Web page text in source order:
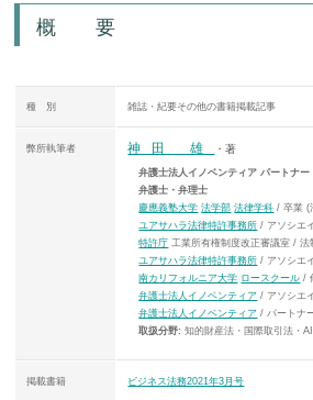
概 要
種 別 雑誌・紀要その他の書籍掲載記事
弊所執筆者 神田 雄 ・著
弁護士法人イノベンティア パートナー
弁護士・弁理士
慶應義塾大学 法学部 法律学科 / 卒業 (
ユアサハラ法律特許事務所 / アソシエ
特許庁 工業所有権制度改正審議室 /
ユアサハラ法律特許事務所 / アソシエ
南カリフォルニア大学 ロースクール /
弁護士法人イノベンティア / アソシエ
弁護士法人イノベンティア / パートナ
取扱分野: 知的財産法・国際取引法・
掲載書籍 ビジネス法務2021年3月号